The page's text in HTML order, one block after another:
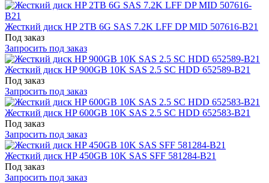
Жесткий диск HP 2TB 6G SAS 7.2K LFF DP MID 507616-B21
Под заказ
Запросить под заказ
Жесткий диск HP 900GB 10K SAS 2.5 SC HDD 652589-B21
Под заказ
Запросить под заказ
Жесткий диск HP 600GB 10K SAS 2.5 SC HDD 652583-B21
Под заказ
Запросить под заказ
Жесткий диск HP 450GB 10K SAS SFF 581284-B21
Под заказ
Запросить под заказ